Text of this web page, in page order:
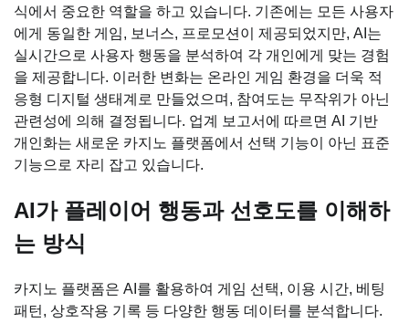
식에서 중요한 역할을 하고 있습니다. 기존에는 모든 사용자
에게 동일한 게임, 보너스, 프로모션이 제공되었지만, AI는
실시간으로 사용자 행동을 분석하여 각 개인에게 맞는 경험
을 제공합니다. 이러한 변화는 온라인 게임 환경을 더욱 적
응형 디지털 생태계로 만들었으며, 참여도는 무작위가 아닌
관련성에 의해 결정됩니다. 업계 보고서에 따르면 AI 기반
개인화는 새로운 카지노 플랫폼에서 선택 기능이 아닌 표준
기능으로 자리 잡고 있습니다.
AI가 플레이어 행동과 선호도를 이해하
는 방식
카지노 플랫폼은 AI를 활용하여 게임 선택, 이용 시간, 베팅
패턴, 상호작용 기록 등 다양한 행동 데이터를 분석합니다.